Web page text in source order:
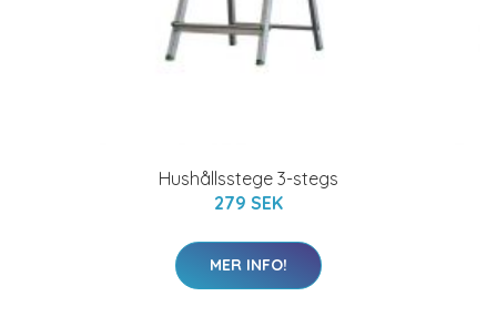
Hushållsstege 3-stegs
279 SEK
MER INFO!